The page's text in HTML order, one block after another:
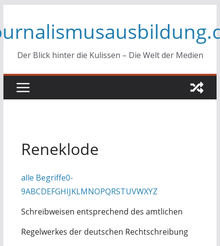
springen
Der Blick hinter die Kulissen – Die Welt der Medien
Reneklode
alle Begriffe0-
9ABCDEFGHIJKLMNOPQRSTUVWXYZ
Schreibweisen entsprechend des amtlichen
Regelwerkes der deutschen Rechtschreibung